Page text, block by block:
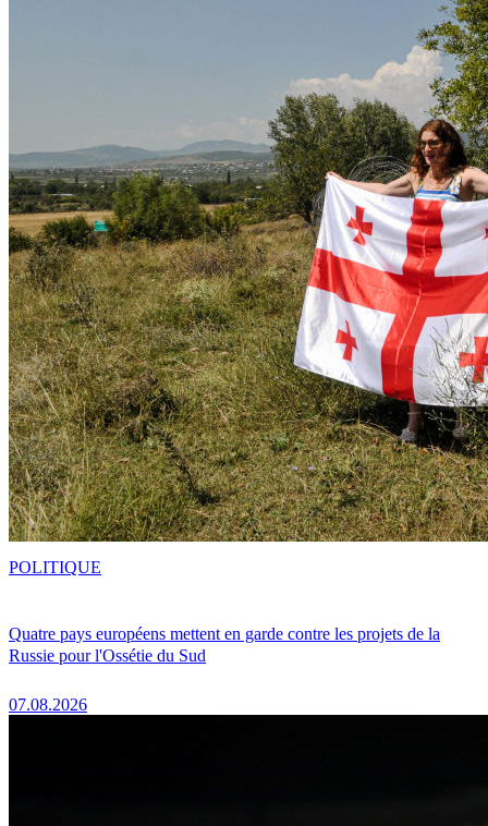
Quatre pays européens mettent en garde contre les projets de la
Russie pour l'Ossétie du Sud
07.08.2026
POLITIQUE